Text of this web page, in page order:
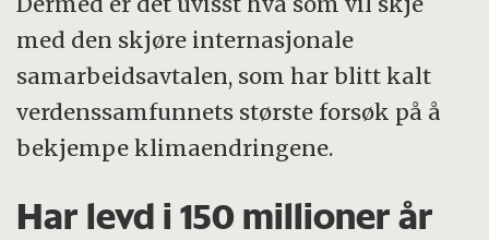
med den skjøre internasjonale
samarbeidsavtalen, som har blitt kalt
verdenssamfunnets største forsøk på å
bekjempe klimaendringene.
Har levd i 150 millioner år